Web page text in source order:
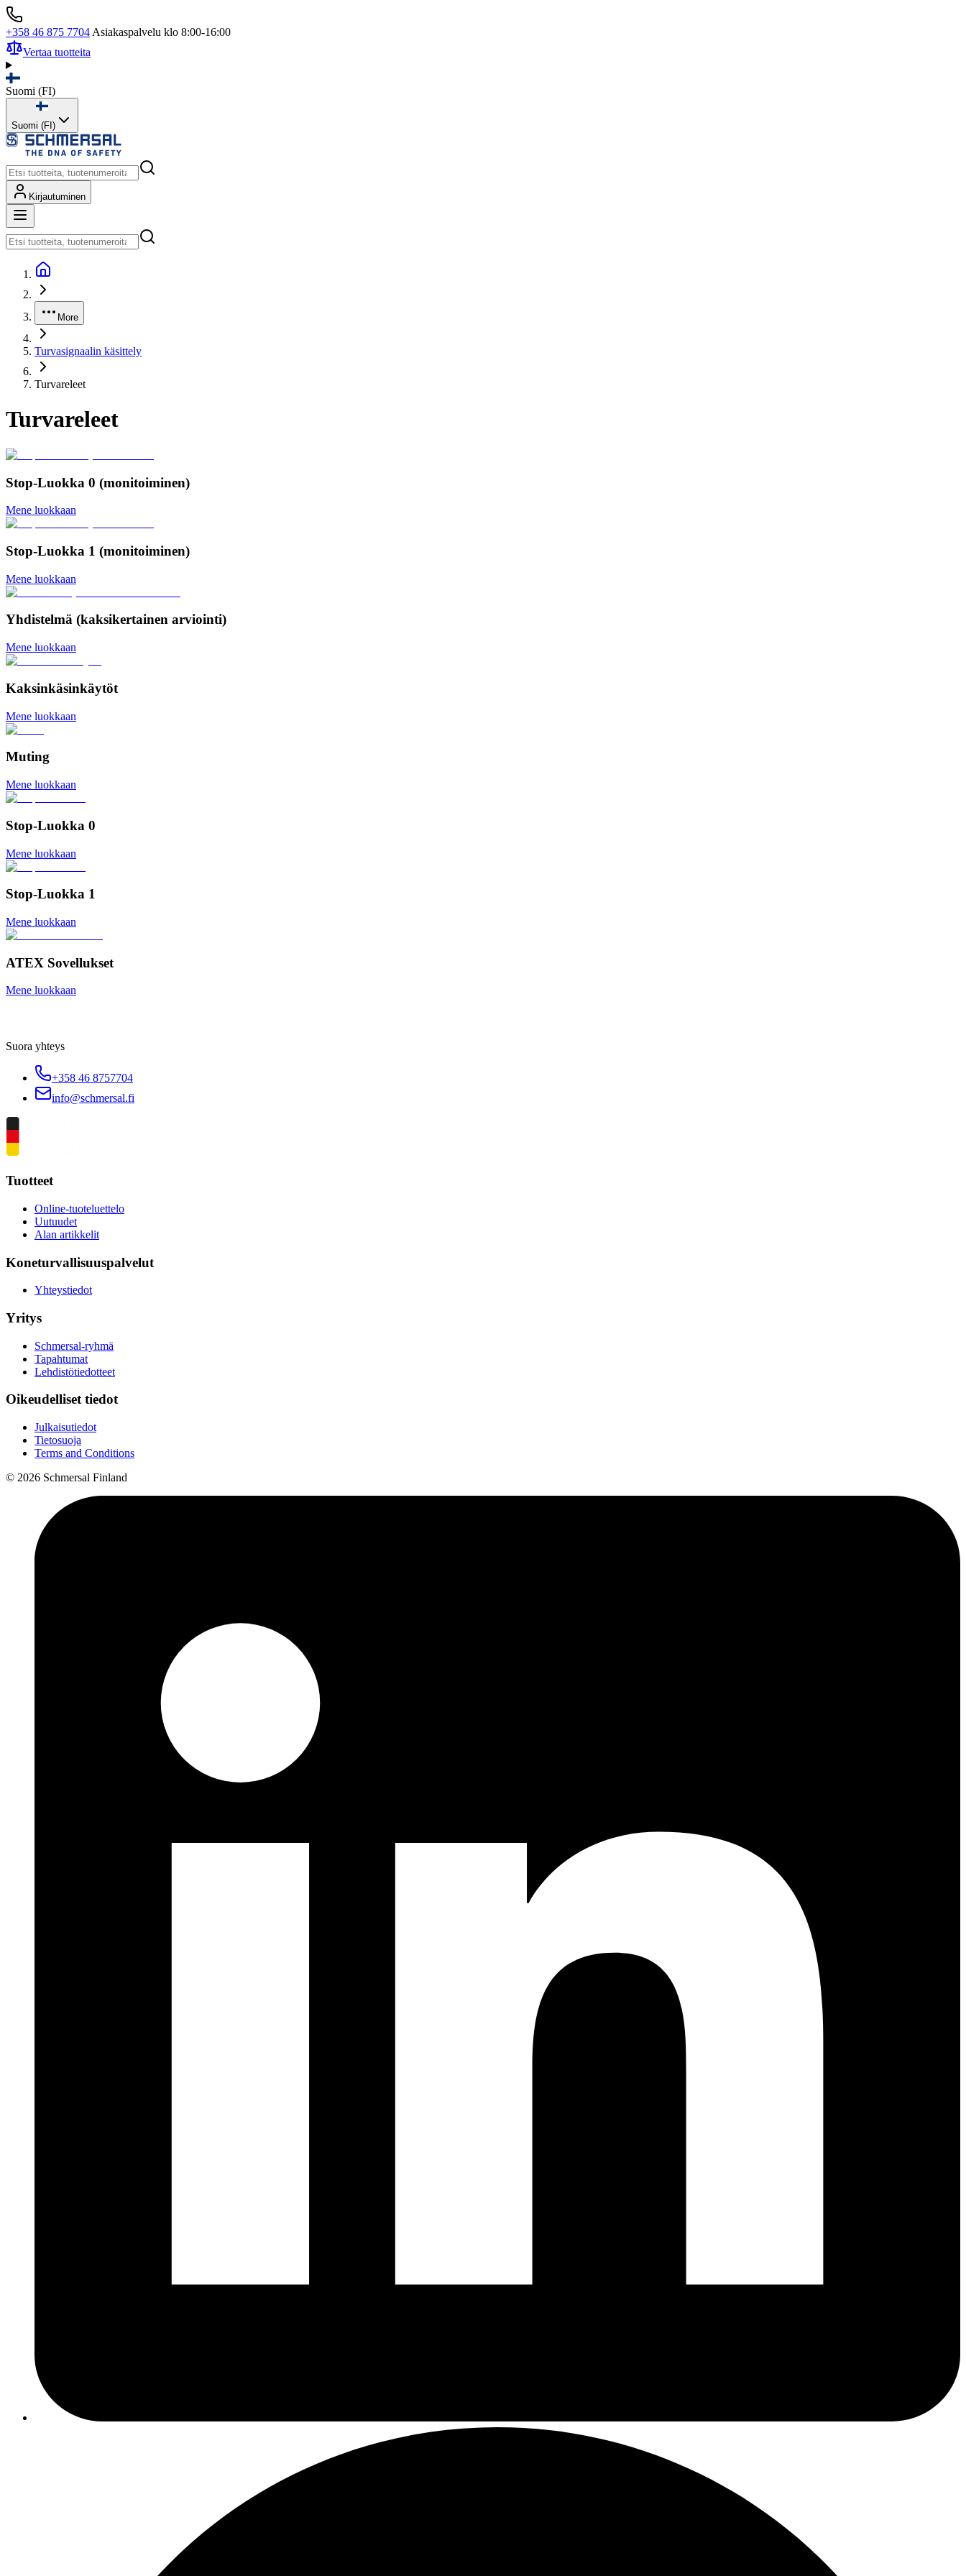
+358 46 875 7704 Asiakaspalvelu klo 8:00-16:00
Vertaa tuotteita
Suomi (FI)
Suomi (FI)
Kirjautuminen
More
Turvasignaalin käsittely
Turvareleet
Turvareleet
Stop-Luokka 0 (monitoiminen)
Mene luokkaan
Stop-Luokka 1 (monitoiminen)
Mene luokkaan
Yhdistelmä (kaksikertainen arviointi)
Mene luokkaan
Kaksinkäsinkäytöt
Mene luokkaan
Muting
Mene luokkaan
Stop-Luokka 0
Mene luokkaan
Stop-Luokka 1
Mene luokkaan
ATEX Sovellukset
Mene luokkaan
Suora yhteys
+358 46 8757704
info@schmersal.fi
Tuotteet
Online-tuoteluettelo
Uutuudet
Alan artikkelit
Koneturvallisuuspalvelut
Yhteystiedot
Yritys
Schmersal-ryhmä
Tapahtumat
Lehdistötiedotteet
Oikeudelliset tiedot
Julkaisutiedot
Tietosuoja
Terms and Conditions
© 2026 Schmersal Finland